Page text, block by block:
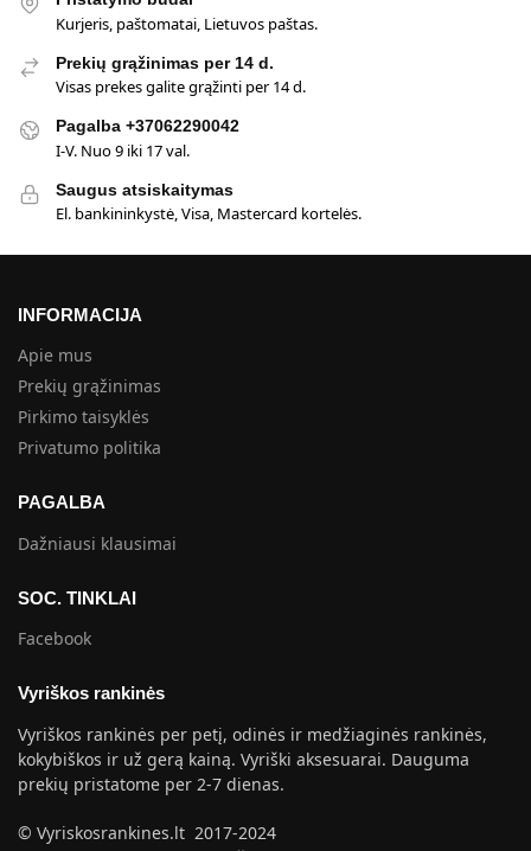
Kurjeris, paštomatai, Lietuvos paštas.
Prekių grąžinimas per 14 d.
Visas prekes galite grąžinti per 14 d.
Pagalba +37062290042
I-V. Nuo 9 iki 17 val.
Saugus atsiskaitymas
El. bankininkystė, Visa, Mastercard kortelės.
INFORMACIJA
Apie mus
Prekių grąžinimas
Pirkimo taisyklės
Privatumo politika
PAGALBA
Dažniausi klausimai
SOC. TINKLAI
Facebook
Vyriškos rankinės
Vyriškos rankinės per petį, odinės ir medžiaginės rankinės,
kokybiškos ir už gerą kainą. Vyriški aksesuarai. Dauguma
prekių pristatome per 2-7 dienas.
© Vyriskosrankines.lt 2017-2024